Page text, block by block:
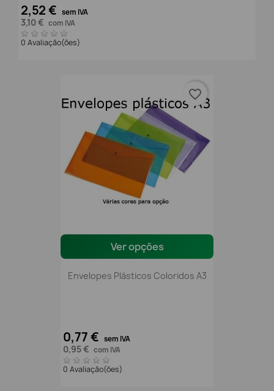
2,52 € sem IVA
3,10 € com IVA
0 Avaliação(ões)
Ver opções
Envelopes Plásticos Coloridos A3
0,77 € sem IVA
0,95 € com IVA
0 Avaliação(ões)
favorite_border